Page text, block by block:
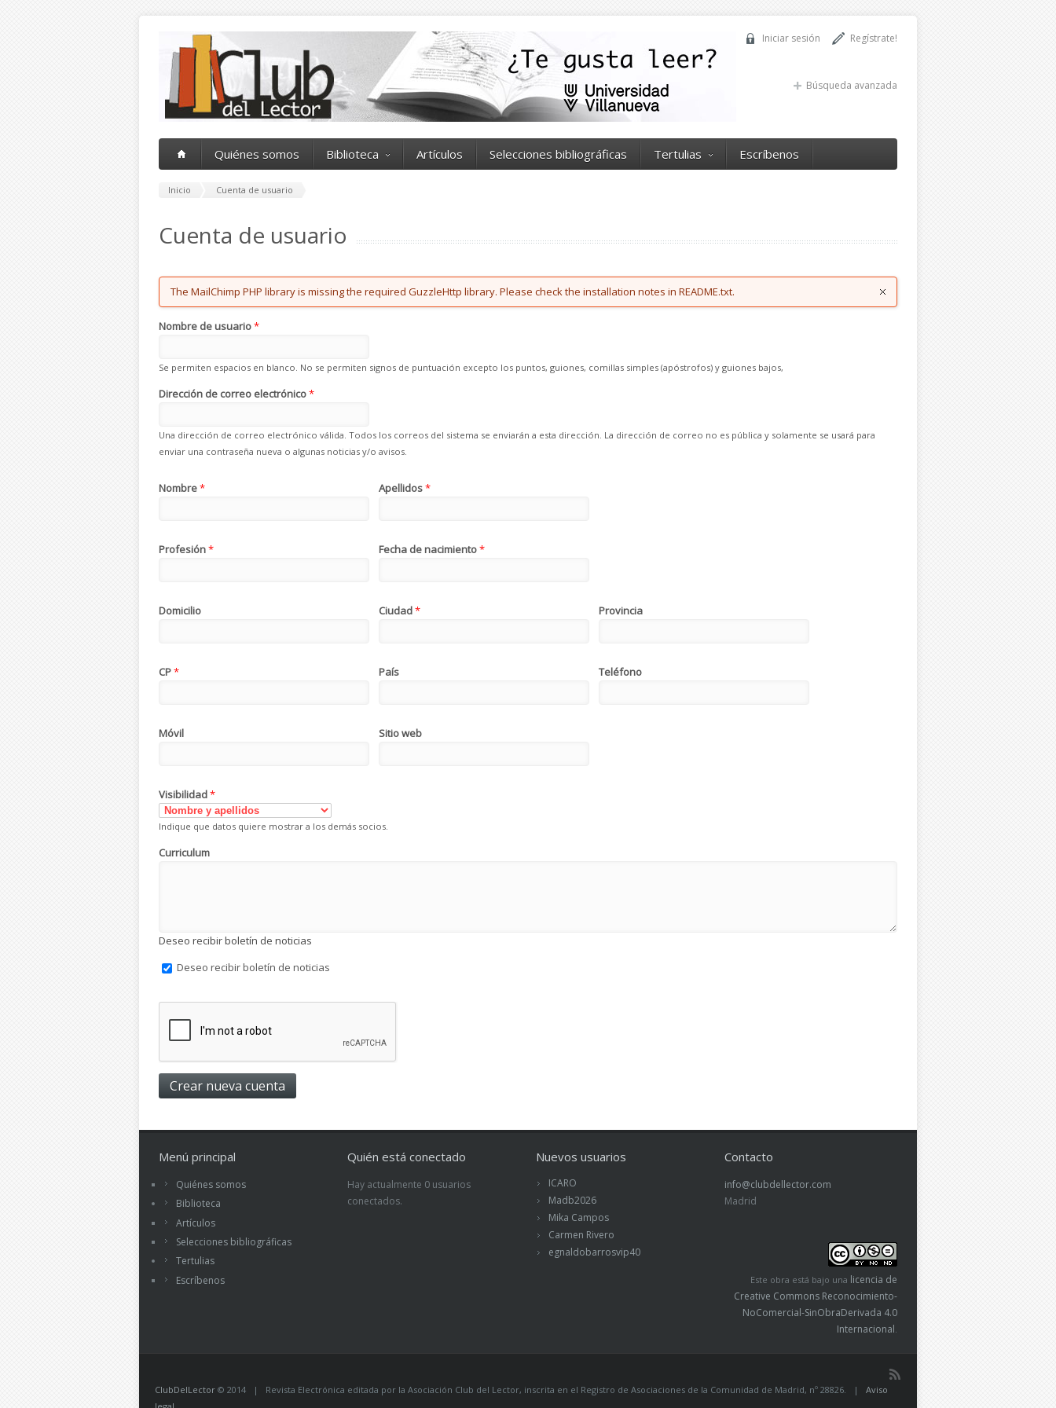
Regístrate!
Iniciar sesión
Búsqueda avanzada
Quiénes somos Biblioteca Artículos Selecciones bibliográficas Tertulias Escríbenos
Inicio Cuenta de usuario
Cuenta de usuario
Error message
The MailChimp PHP library is missing the required GuzzleHttp library. Please check the installation notes in README.txt.
Nombre de usuario*
Se permiten espacios en blanco. No se permiten signos de puntuación excepto los puntos, guiones, comillas simples (apóstrofos) y guiones bajos,
Dirección de correo electrónico*
Una dirección de correo electrónico válida. Todos los correos del sistema se enviarán a esta dirección. La dirección de correo no es pública y solamente se usará para
enviar una contraseña nueva o algunas noticias y/o avisos.
Nombre* Apellidos*
Profesión* Fecha de nacimiento*
Domicilio Ciudad* Provincia
CP* País Teléfono
Móvil Sitio web
Visibilidad*
Indique que datos quiere mostrar a los demás socios.
Curriculum
Deseo recibir boletín de noticias
Deseo recibir boletín de noticias
Menú principal
Quiénes somos
Biblioteca
Artículos
Selecciones bibliográficas
Tertulias
Escríbenos
Quién está conectado
Hay actualmente 0 usuarios
conectados.
Nuevos usuarios
ICARO
Madb2026
Mika Campos
Carmen Rivero
egnaldobarrosvip40
Contacto
info@clubdellector.com
Madrid
Este obra está bajo una licencia de
Creative Commons Reconocimiento-
NoComercial-SinObraDerivada 4.0
Internacional
ClubDelLector © 2014 | Revista Electrónica editada por la Asociación Club del Lector, inscrita en el Registro de Asociaciones de la Comunidad de Madrid, nº 28826. | Aviso